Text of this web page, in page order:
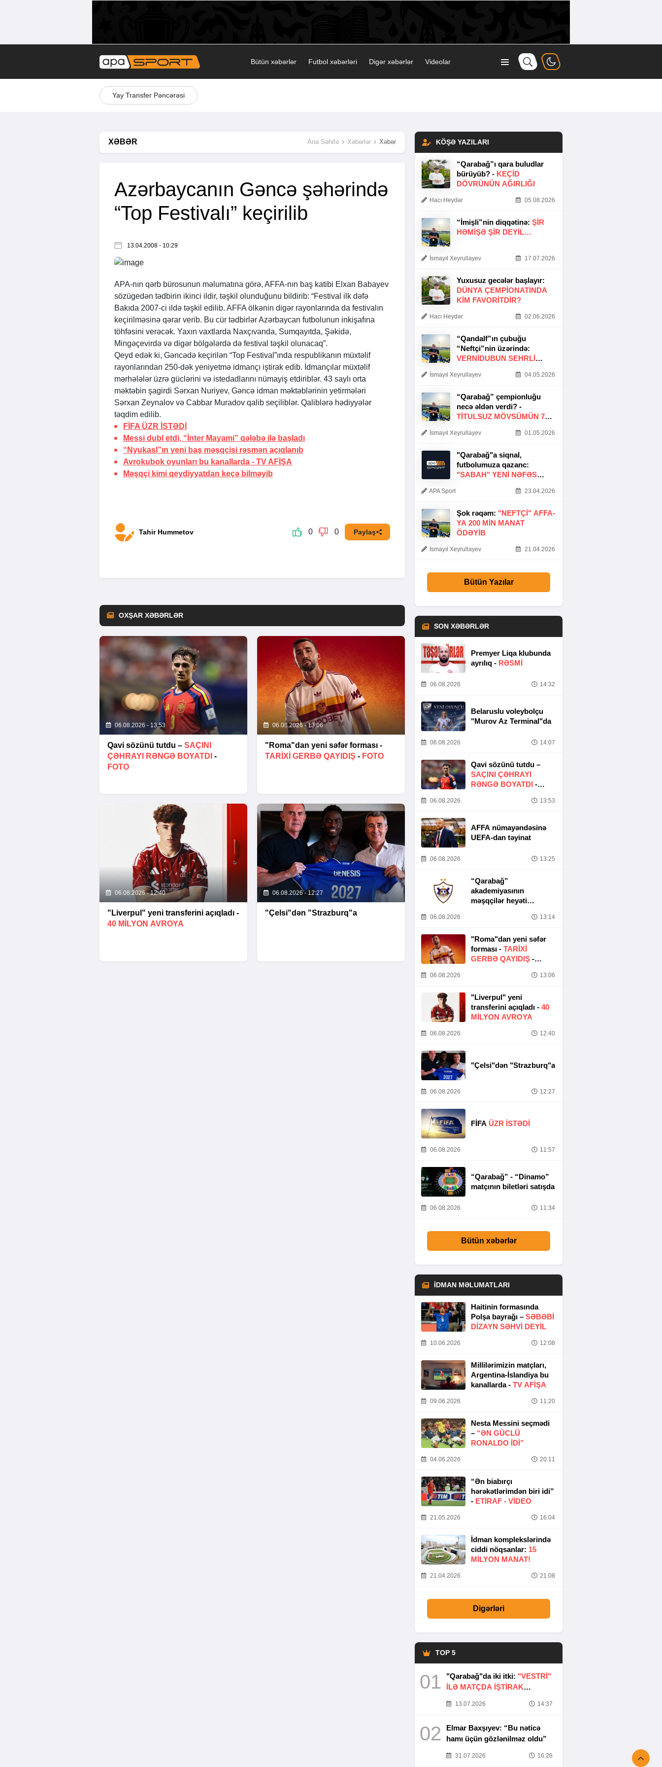
Bütün xəbərlər Futbol xəbərləri Digər xəbərlər Videolar
Yay Transfer Pəncərəsi
XƏBƏR Ana Səhifə Xəbərlər Xəbər
Azərbaycanın Gəncə şəhərində
“Top Festivalı” keçirilib
13.04.2008 - 10:29
APA-nın qərb bürosunun məlumatına görə, AFFA-nın baş katibi Elxan Babayev
sözügedən tədbirin ikinci ildir, təşkil olunduğunu bildirib: “Festival ilk dəfə
Bakıda 2007-ci ildə təşkil edilib. AFFA ölkənin digər rayonlarında da festivalın
keçirilməsinə qərar verib. Bu cür tədbirlər Azərbaycan futbolunun inkişafına
töhfəsini verəcək. Yaxın vaxtlarda Naxçıvanda, Sumqayıtda, Şəkidə,
Mingəçevirdə və digər bölgələrdə də festival təşkil olunacaq”.
Qeyd edək ki, Gəncədə keçirilən “Top Festival”ında respublikanın müxtəlif
rayonlarından 250-dək yeniyetmə idmançı iştirak edib. İdmançılar müxtəlif
mərhələlər üzrə güclərini və istedadlarını nümayiş etdiriblər. 43 saylı orta
məktəbin şagirdi Sərxan Nuriyev, Gəncə idman məktəblərinin yetirmələri
Sərxan Zeynalov və Cabbar Muradov qalib seçiliblər. Qaliblərə hədiyyələr
təqdim edilib.
FİFA ÜZR İSTƏDİ
Messi dubl etdi, “İnter Mayami” qələbə ilə başladı
“Nyukasl”ın yeni baş məşqçisi rəsmən açıqlanıb
Avrokubok oyunları bu kanallarda - TV AFİŞA
Məşqçi kimi qeydiyyatdan keçə bilməyib
Tahir Hummetov 0 0 Paylaş
OXŞAR XƏBƏRLƏR
06.08.2026 - 13:53
Qavi sözünü tutdu – SAÇINI
ÇƏHRAYI RƏNGƏ BOYATDI -
FOTO
06.08.2026 - 13:06
"Roma"dan yeni səfər forması -
TARIXI GERBƏ QAYIDIŞ - FOTO
06.08.2026 - 12:40
"Liverpul" yeni transferini açıqladı -
40 MILYON AVROYA
06.08.2026 - 12:27
"Çelsi"dən "Strazburq"a
KÖŞƏ YAZILARI
“Qarabağ”ı qara buludlar
bürüyüb? - KEÇID
DÖVRÜNÜN AĞIRLIĞI
Hacı Heydər 05.08.2026
“İmişli”nin diqqətinə: ŞIR
HƏMIŞƏ ŞIR DEYIL…
İsmayıl Xeyrullayev 17.07.2026
Yuxusuz gecələr başlayır:
DÜNYA ÇEMPIONATINDA
KIM FAVORITDIR?
Hacı Heydər 02.06.2026
“Qandalf”ın çubuğu
“Neftçi”nin üzərində:
VERNİDUBUN SEHRLİ
İsmayıl Xeyrullayev 04.05.2026
“Qarabağ” çempionluğu
necə əldən verdi? -
TITULSUZ MÖVSÜMÜN 7
İsmayıl Xeyrullayev 01.05.2026
"Qarabağ"a siqnal,
futbolumuza qazanc:
"SABAH" YENI NƏFƏS
APA Sport 23.04.2026
Şok rəqəm: "NEFTÇI" AFFA-
YA 200 MIN MANAT
ÖDƏYIB
İsmayıl Xeyrullayev 21.04.2026
Bütün Yazılar
SON XƏBƏRLƏR
Premyer Liqa klubunda
ayrılıq - RƏSMİ
06.08.2026 14:32
Belaruslu voleybolçu
"Murov Az Terminal"da
06.08.2026 14:07
Qavi sözünü tutdu –
SAÇINI ÇƏHRAYI
RƏNGƏ BOYATDI -
06.08.2026 13:53
AFFA nümayəndəsinə
UEFA-dan təyinat
06.08.2026 13:25
“Qarabağ”
akademiyasının
məşqçilər heyəti
06.08.2026 13:14
"Roma"dan yeni səfər
forması - TARIXI
GERBƏ QAYIDIŞ -
06.08.2026 13:06
"Liverpul" yeni
transferini açıqladı - 40
MILYON AVROYA
06.08.2026 12:40
"Çelsi"dən "Strazburq"a
06.08.2026 12:27
FİFA ÜZR İSTƏDİ
06.08.2026 11:57
“Qarabağ” - “Dinamo”
matçının biletləri satışda
06.08.2026 11:34
Bütün xəbərlər
İDMAN MƏLUMATLARI
Haitinin formasında
Polşa bayrağı – SƏBƏBI
DIZAYN SƏHVI DEYIL
10.06.2026 12:08
Millilərimizin matçları,
Argentina-İslandiya bu
kanallarda - TV AFİŞA
09.06.2026 11:20
Nesta Messini seçmədi
– “ƏN GÜCLÜ
RONALDO IDI”
04.06.2026 20:11
“Ən biabırçı
hərəkətlərimdən biri idi”
- ETIRAF - VİDEO
21.05.2026 16:04
İdman komplekslərində
ciddi nöqsanlar: 15
MILYON MANAT!
21.04.2026 21:08
Digərləri
TOP 5
01 "Qarabağ"da iki itki: "VESTRİ"
İLƏ MATÇDA İŞTİRAK
13.07.2026 14:37
02
Elmar Baxşıyev: “Bu nəticə
hamı üçün gözlənilməz oldu”
31.07.2026 16:26